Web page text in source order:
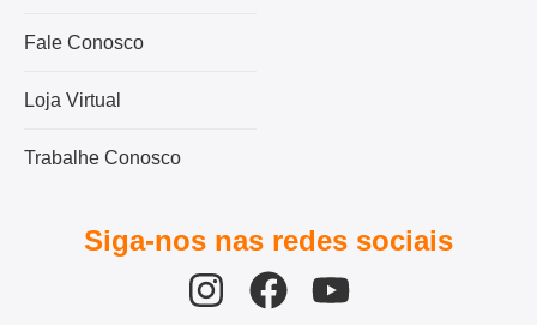
Fale Conosco
Loja Virtual
Trabalhe Conosco
Siga-nos nas redes sociais